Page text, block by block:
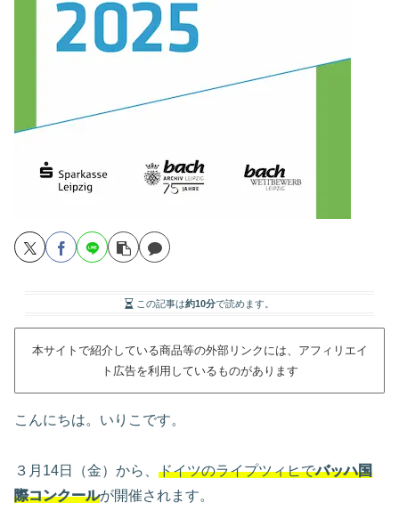
この記事は約10分で読めます。
本サイトで紹介している商品等の外部リンクには、アフィリエイ
ト広告を利用しているものがあります
こんにちは。いりこです。
３月14日（金）から、 ドイツのライプツィヒでバッハ国
際コンクールが開催されます。